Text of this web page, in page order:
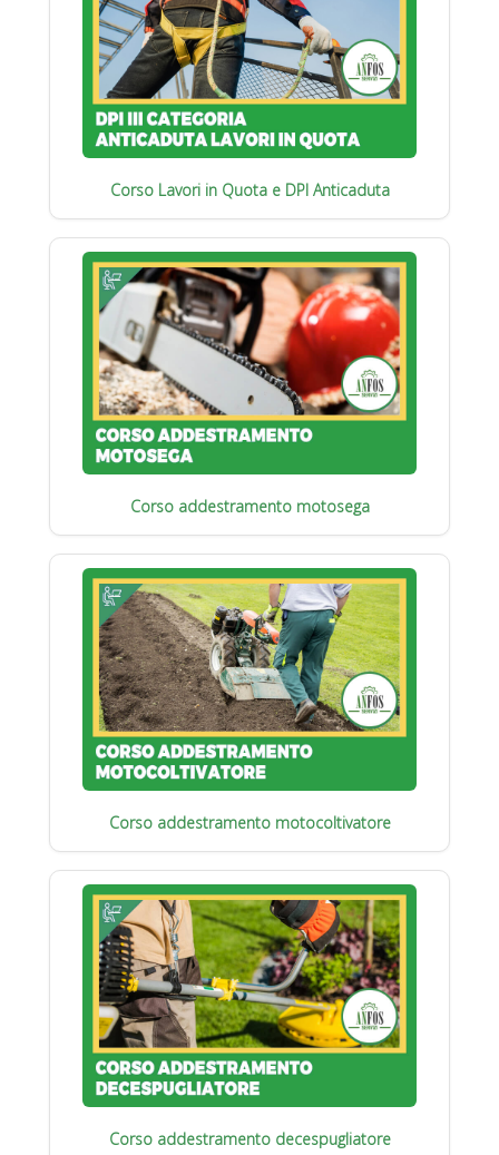
Corso Lavori in Quota e DPI Anticaduta
Corso addestramento motosega
Corso addestramento motocoltivatore
Corso addestramento decespugliatore